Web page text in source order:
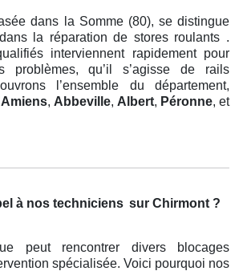
dans la Somme (80), se distingue
la réparation de stores roulants .
interviennent rapidement pour
problèmes, qu’il s’agisse de rails
l’ensemble du département,
Amiens, Abbeville, Albert, Péronne, et
à nos techniciens sur Chirmont ?
peut rencontrer divers blocages
spécialisée. Voici pourquoi nos